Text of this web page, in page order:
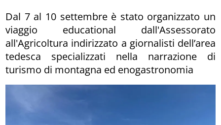
Dal 7 al 10 settembre è stato organizzato un
viaggio educational dall'Assessorato
all'Agricoltura indirizzato a giornalisti dell’area
tedesca specializzati nella narrazione di
turismo di montagna ed enogastronomia